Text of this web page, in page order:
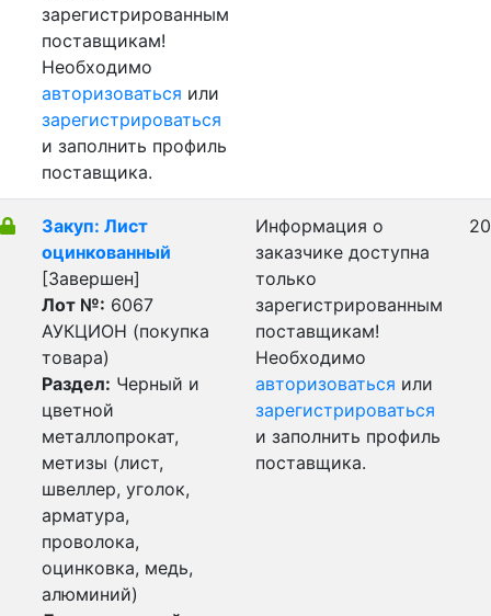
зарегистрированным
поставщикам!
Необходимо
авторизоваться или
зарегистрироваться
и заполнить профиль
поставщика.
Закуп: Лист
оцинкованный
[Завершен]
Лот №: 6067
АУКЦИОН (покупка
товара)
Раздел: Черный и
цветной
металлопрокат,
метизы (лист,
швеллер, уголок,
арматура,
проволока,
оцинковка, медь,
алюминий)
Информация о
заказчике доступна
только
зарегистрированным
поставщикам!
Необходимо
авторизоваться или
зарегистрироваться
и заполнить профиль
поставщика.